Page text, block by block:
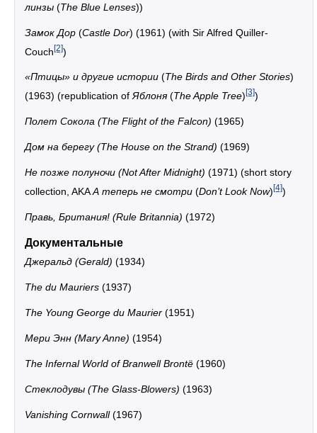
линзы (The Blue Lenses))
Замок Дор (Castle Dor) (1961) (with Sir Alfred Quiller-
Couch[2])
«Птицы» и другие истории (The Birds and Other Stories)
(1963) (republication of Яблоня(The Apple Tree) [3])
Полет Сокола (The Flight of the Falcon) (1965)
Дом на берегу (The House on the Strand) (1969)
Не позже полуночи (Not After Midnight) (1971) (short story
collection, AKAА теперь не смотри (Don’t Look Now)[4])
Правь, Британия! (Rule Britannia) (1972)
Документальные
Джеральд (Gerald) (1934)
The du Mauriers (1937)
The Young George du Maurier (1951)
Мери Энн (Mary Anne) (1954)
The Infernal World of Branwell Brontë (1960)
Стеклодувы (The Glass-Blowers) (1963)
Vanishing Cornwall(1967)